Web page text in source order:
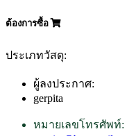
ต้องการซื้อ
ประเภทวัสดุ:
ผู้ลงประกาศ:
gerpita
หมายเลขโทรศัพท์: